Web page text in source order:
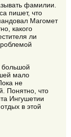
фамилии.
пишет, что
Магомет
какого
ли
большой
мало
не
Понятно, что
Ингушетии
в этой